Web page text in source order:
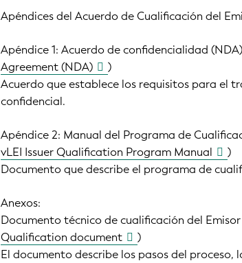
Apéndices del Acuerdo de Cualificación del
Apéndice 1: Acuerdo de confidencialidad
Agreement (NDA)
)
Acuerdo que establece los requisitos para el
confidencial.
Apéndice 2: Manual del Programa de
vLEI Issuer Qualification Program Manual
)
Documento que describe el programa de
Anexos:
Documento técnico de cualificación del Emisor
Qualification document
)
El documento describe los pasos del